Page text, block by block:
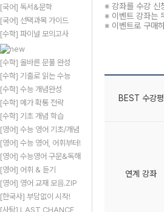
[국어] 독서&문학
[국어] 선택과목 가이드
[수학] 파이널 모의고사
[수학] 올바른 문풀 완성
[수학] 기출로 읽는 수능
[수학] 수능 개념완성
[수학] 메가 확통 전략
[수학] 기초 개념 학습
[영어] 수능 영어 기초/개념
[영어] 수능 영어, 어휘부터!
[영어] 수능영어 구문&독해
[영어] 어휘 & 듣기
[영어] 영어 교재 모음.ZIP
[한국사] 부담없이 시작!
[사탐] LAST CHANCE
※ 강좌를 수강 신
※ 이벤트 강좌는
※ 이벤트로 구매
BEST 수강평
연계 강좌